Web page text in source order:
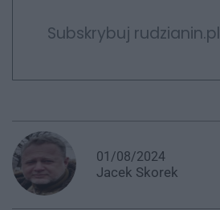
Subskrybuj rudzianin.pl
01/08/2024
Jacek Skorek